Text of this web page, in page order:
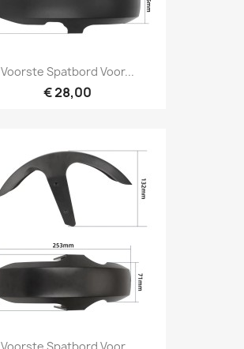
Voorste Spatbord Voor...
€ 28,00